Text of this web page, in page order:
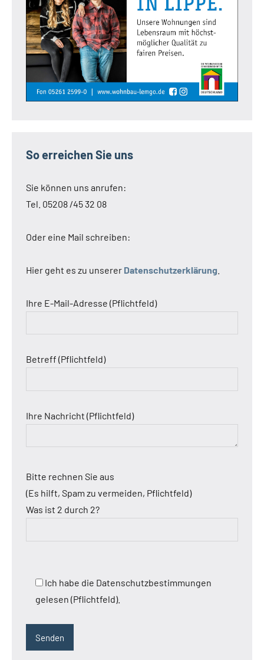
So erreichen Sie uns
Sie können uns anrufen:
Tel. 05208 /45 32 08
Oder eine Mail schreiben:
Hier geht es zu unserer Datenschutzerklärung
Ihre E-Mail-Adresse (Pflichtfeld)
Betreff (Pflichtfeld)
Ihre Nachricht (Pflichtfeld)
Bitte rechnen Sie aus
(Es hilft, Spam zu vermeiden, Pflichtfeld)
Was ist 2 durch 2?
Ich habe die Datenschutzbestimmungen
gelesen (Pflichtfeld).